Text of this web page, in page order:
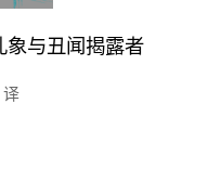
象与丑闻揭露者
译